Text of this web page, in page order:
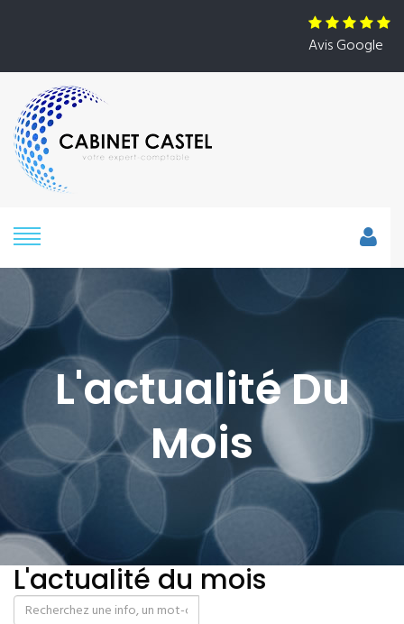
Avis Google
L'actualité Du
Mois
L'actualité du mois